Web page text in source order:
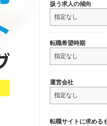
扱う求人の傾向
転職希望時期
運営会社
転職サイトに求める